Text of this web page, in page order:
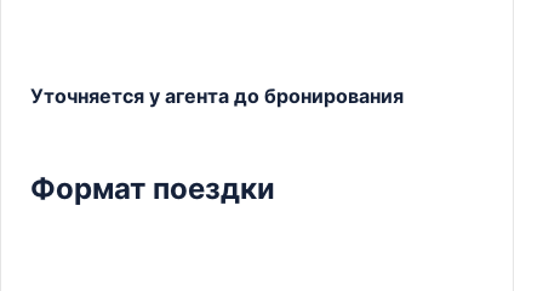
Уточняется у агента до бронирования
Формат поездки